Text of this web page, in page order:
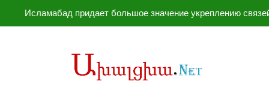
Исламабад придает большое значение укреплению
Индия не станет закупать